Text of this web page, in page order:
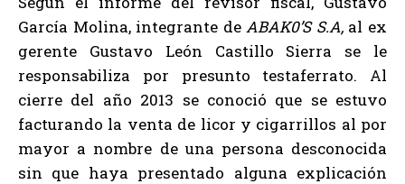
García Molina, integrante deABAK0’S S.A,al ex
gerente Gustavo León Castillo Sierra se le
responsabiliza por presunto testaferrato. Al
cierre del año 2013 se conoció que se estuvo
facturando la venta de licor y cigarrillos al por
mayor a nombre de una persona desconocida
sin que haya presentado alguna explicación